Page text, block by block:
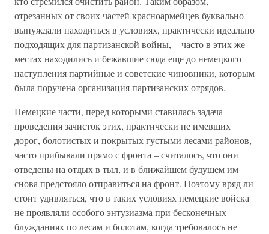
отрезанных от своих частей красноармейцев буквально
вынуждали находиться в условиях, практически идеально
подходящих для партизанской войны, – часто в этих же
местах находились и бежавшие сюда еще до немецкого
наступления партийные и советские чиновники, которым
была поручена организация партизанских отрядов.
Немецкие части, перед которыми ставилась задача
проведения зачисток этих, практически не имевших
дорог, болотистых и покрытых густыми лесами районов,
часто прибывали прямо с фронта – считалось, что они
отведены на отдых в тыл, и в ближайшем будущем им
снова предстояло отправиться на фронт. Поэтому вряд ли
стоит удивляться, что в таких условиях немецкие войска
не проявляли особого энтузиазма при бесконечных
блужданиях по лесам и болотам, когда требовалось не